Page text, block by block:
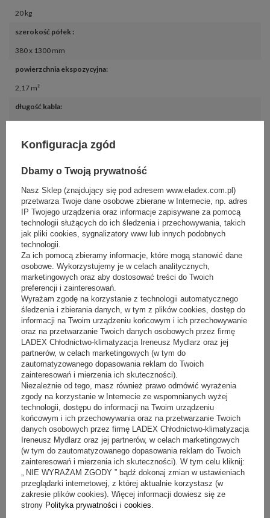
20 kg
szerokość półek :
380 x 1300 mm
powierzchnia ekspozycyjna:
2,17 m²
długość kabla:
waga urządzenia netto :
Funkcje
chłodzenie:
obieg wymuszony
regulator temperatury:
elektroniczny z wyświetlaczem
regulator wilgotności:
bd
oświetlenie LED:
w standardzie
odszranianie
automatyczne
automatyczne odparowanie skroplin:
tak
gniazdko zasilające :
bd
Energia
Konfiguracja zgód
Dbamy o Twoją prywatność
Nasz Sklep (znajdujący się pod adresem www.eladex.com.pl)
przetwarza Twoje dane osobowe zbierane w Internecie, np. adres
IP Twojego urządzenia oraz informacje zapisywane za pomocą
technologii służących do ich śledzenia i przechowywania, takich
jak pliki cookies, sygnalizatory www lub innych podobnych
technologii.
Za ich pomocą zbieramy informacje, które mogą stanowić dane
osobowe. Wykorzystujemy je w celach analitycznych,
marketingowych oraz aby dostosować treści do Twoich
preferencji i zainteresowań.
Wyrażam zgodę na korzystanie z technologii automatycznego
śledzenia i zbierania danych, w tym z plików cookies, dostęp do
informacji na Twoim urządzeniu końcowym i ich przechowywanie
oraz na przetwarzanie Twoich danych osobowych przez firmę
LADEX Chłodnictwo-klimatyzacja Ireneusz Mydlarz oraz jej
partnerów, w celach marketingowych (w tym do
zautomatyzowanego dopasowania reklam do Twoich
zainteresowań i mierzenia ich skuteczności).
Niezależnie od tego, masz również prawo odmówić wyrażenia
zgody na korzystanie w Internecie ze wspomnianych wyżej
technologii, dostępu do informacji na Twoim urządzeniu
końcowym i ich przechowywania oraz na przetwarzanie Twoich
danych osobowych przez firmę LADEX Chłodnictwo-klimatyzacja
Ireneusz Mydlarz oraz jej partnerów, w celach marketingowych
(w tym do zautomatyzowanego dopasowania reklam do Twoich
zainteresowań i mierzenia ich skuteczności). W tym celu kliknij:
„ NIE WYRAŻAM ZGODY ” bądź dokonaj zmian w ustawieniach
przeglądarki internetowej, z której aktualnie korzystasz (w
zakresie plików cookies). Więcej informacji dowiesz się ze
strony Polityka prywatności i cookies